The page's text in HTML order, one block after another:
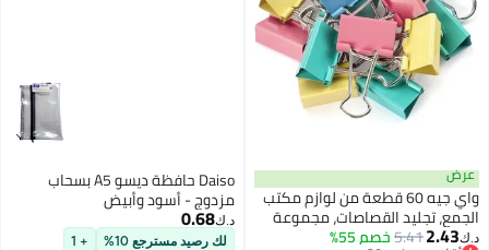
Daiso حافظة ديسو A5 بسحاب
مزدوج - أسود وأبيض
د.ك‏0.68
لك رصيد مسترجع 10%